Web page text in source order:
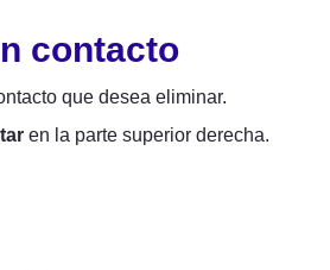
contacto
que desea eliminar.
en la parte superior derecha.